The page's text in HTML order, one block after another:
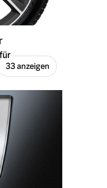
33 anzeigen